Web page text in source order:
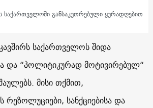
საქართველოში განსაკუთრებული ყურადღებით
საქართველოს შიდა
და “პოლიტიკურად მოტივირებულ“
მისი თქმით,
სანქციებისა და